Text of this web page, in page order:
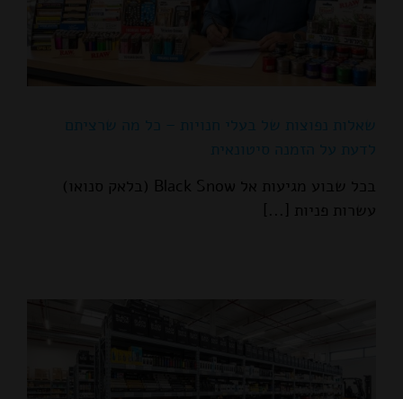
שאלות נפוצות של בעלי חנויות – כל מה שרציתם
לדעת על הזמנה סיטונאית
בכל שבוע מגיעות אל Black Snow (בלאק סנואו)
עשרות פניות [...]